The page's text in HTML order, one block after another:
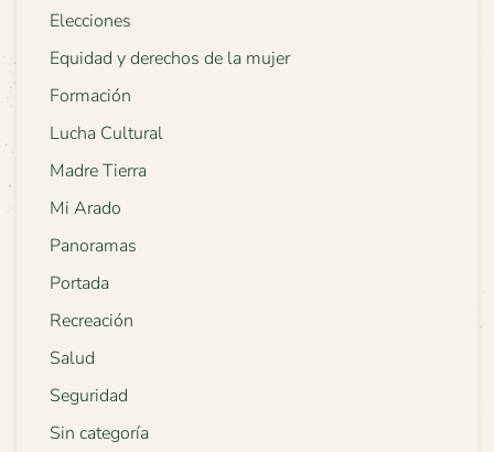
Elecciones
Equidad y derechos de la mujer
Formación
Lucha Cultural
Madre Tierra
Mi Arado
Panoramas
Portada
Recreación
Salud
Seguridad
Sin categoría